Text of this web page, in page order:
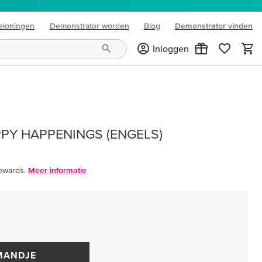
Demonstrator worden Blog
(opens in new tab)
Demonstrator vinden
Inloggen
HAPPENINGS (ENGELS)
Meer informatie